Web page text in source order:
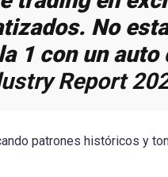
No
1 con un auto
Report
patrones históricos y